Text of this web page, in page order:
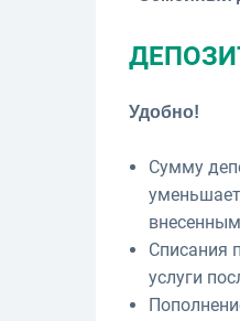
Удобно!
Сумму
Списания
услуги